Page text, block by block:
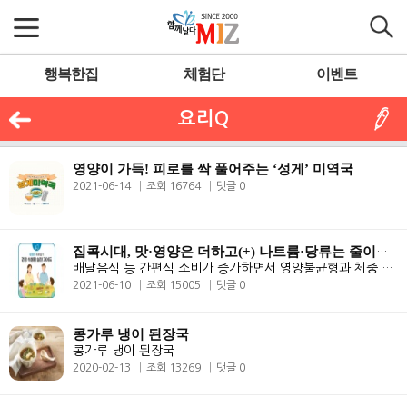
행복한집 체험단 이벤트
요리Q
영양이 가득! 피로를 싹 풀어주는 ‘성게’ 미역국
2021-06-14 조회 16764 댓글 0
집콕시대, 맛·영양은 더하고(+) 나트륨·당류는 줄이고(-)!
배달음식 등 간편식 소비가 증가하면서 영양불균형과 체중 증가가 우려됨에..
2021-06-10 조회 15005 댓글 0
콩가루 냉이 된장국
콩가루 냉이 된장국
2020-02-13 조회 13269 댓글 0